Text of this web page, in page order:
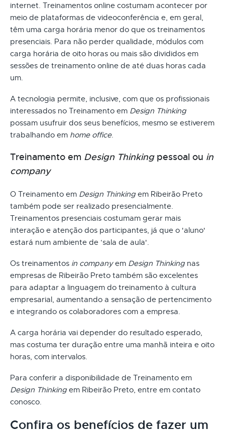
internet. Treinamentos online costumam acontecer por
meio de plataformas de videoconferência e, em geral,
têm uma carga horária menor do que os treinamentos
presenciais. Para não perder qualidade, módulos com
carga horária de oito horas ou mais são divididos em
sessões de treinamento online de até duas horas cada
um.
A tecnologia permite, inclusive, com que os profissionais
interessados no Treinamento em Design Thinking
possam usufruir dos seus benefícios, mesmo se estiverem
trabalhando em home office.
Treinamento em Design Thinkingpessoal ou in
company
O Treinamento em Design Thinking em Ribeirão Preto
também pode ser realizado presencialmente.
Treinamentos presenciais costumam gerar mais
interação e atenção dos participantes, já que o 'aluno'
estará num ambiente de ‘sala de aula'.
Os treinamentos in companyem Design Thinking nas
empresas de Ribeirão Preto também são excelentes
para adaptar a linguagem do treinamento à cultura
empresarial, aumentando a sensação de pertencimento
e integrando os colaboradores com a empresa.
A carga horária vai depender do resultado esperado,
mas costuma ter duração entre uma manhã inteira e oito
horas, com intervalos.
Para conferir a disponibilidade de Treinamento em
Design Thinking em Ribeirão Preto, entre em contato
conosco.
Confira os benefícios de fazer um